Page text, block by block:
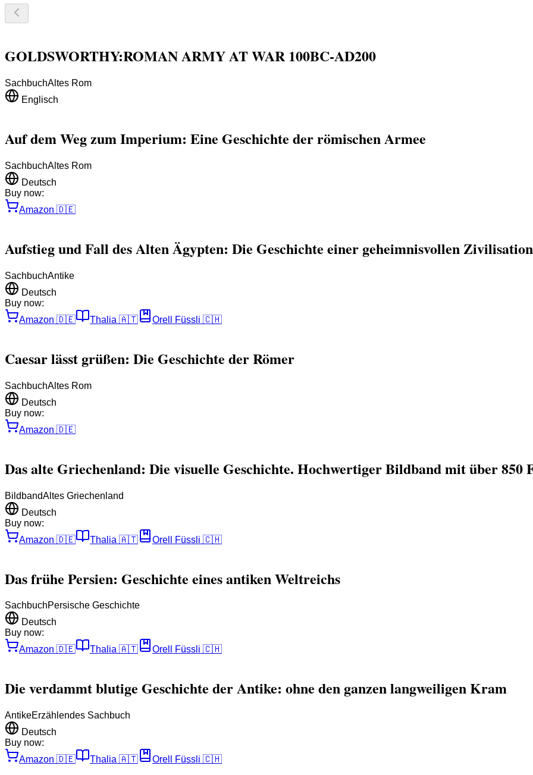
GOLDSWORTHY:ROMAN ARMY AT WAR 100BC-AD200
SachbuchAltes Rom
Englisch
Auf dem Weg zum Imperium: Eine Geschichte der römischen Armee
SachbuchAltes Rom
Deutsch
Buy now:
Amazon 🇩🇪
Aufstieg und Fall des Alten Ägypten: Die Geschichte einer geheimnisvollen
SachbuchAntike
Deutsch
Buy now:
Amazon 🇩🇪 Thalia 🇦🇹 Orell Füssli 🇨🇭
Caesar lässt grüßen: Die Geschichte der Römer
SachbuchAltes Rom
Deutsch
Buy now:
Amazon 🇩🇪
Das alte Griechenland: Die visuelle Geschichte. Hochwertiger Bildband mit über 850
BildbandAltes Griechenland
Deutsch
Buy now:
Amazon 🇩🇪 Thalia 🇦🇹 Orell Füssli 🇨🇭
Das frühe Persien: Geschichte eines antiken Weltreichs
SachbuchPersische Geschichte
Deutsch
Buy now:
Amazon 🇩🇪 Thalia 🇦🇹 Orell Füssli 🇨🇭
Die verdammt blutige Geschichte der Antike: ohne den ganzen langweiligen Kram
AntikeErzählendes Sachbuch
Deutsch
Buy now:
Amazon 🇩🇪 Thalia 🇦🇹 Orell Füssli 🇨🇭